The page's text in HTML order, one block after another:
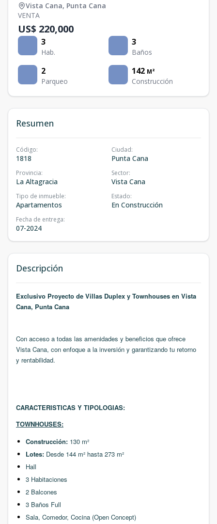
Vista Cana, Punta Cana
VENTA
US$ 220,000
3
Hab.
3
Baños
2
Parqueo
142 M²
Construcción
Resumen
Código:
1818
Ciudad:
Punta Cana
Provincia:
La Altagracia
Sector:
Vista Cana
Tipo de inmueble:
Apartamentos
Estado:
En Construcción
Fecha de entrega:
07-2024
Descripción
Exclusivo Proyecto de Villas Duplex y Townhouses en Vista
Cana, Punta Cana
Con acceso a todas las amenidades y beneficios que ofrece
Vista Cana, con enfoque a la inversión y garantizando tu retorno
y rentabilidad.
CARACTERISTICAS Y TIPOLOGIAS:
TOWNHOUSES:
Construcción: 130 m²
Lotes: Desde 144 m² hasta 273 m²
Hall
3 Habitaciones
2 Balcones
3 Baños Full
Sala, Comedor, Cocina (Open Concept)